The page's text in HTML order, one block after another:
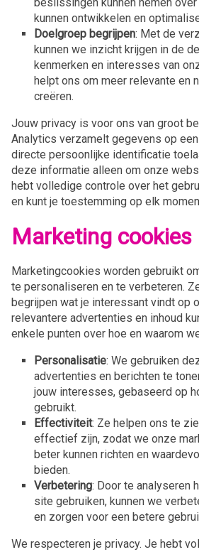
kunnen ontwikkelen en
Doelgroep begrijpen: Met de
kunnen we inzicht krijgen in de
kenmerken en interesses van
helpt ons om meer relevante en
creëren.
Jouw privacy is voor ons van groot
Analytics verzamelt gegevens op
directe persoonlijke identificatie
deze informatie alleen om onze
hebt volledige controle over het
en kunt je toestemming op elk
Marketing cookies
Marketingcookies worden gebruikt
te personaliseren en te verbeteren.
begrijpen wat je interessant vindt op
relevantere advertenties en inhoud
enkele punten over hoe en waarom
Personalisatie: We gebruiken
advertenties en berichten te
jouw interesses, gebaseerd op
gebruikt.
Effectiviteit: Ze helpen ons te
effectief zijn, zodat we onze
beter kunnen richten en
bieden.
Verbetering: Door te analyseren
site gebruiken, kunnen we
en zorgen voor een betere
We respecteren je privacy. Je hebt